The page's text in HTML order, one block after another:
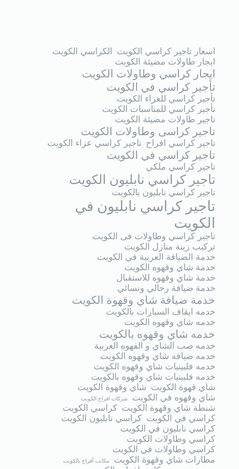
اسعار تاجير كراسي الكويت
الكراسي الكويت
ايجار طاولات مضيئة الكويت
ايجار كراسي وطاولات الكويت
تأجير كراسي في الكويت
تأجير كراسي للعزاء الكويت
تأجير كراسي للمناسبات الكويت
تاجير طاولات مضيئة الكويت
تاجير كراسى وطاولات الكويت
تاجير كراسي افراح تاجير كراسي عزاء الكويت
تاجير كراسي في الكويت
تاجير كراسي ملكي
تاجير كراسي نابليون الكويت
تاجير كراسي نابليون بالكويت
تاجير كراسي نابليون في
الكويت
تاجير كراسي وطاولات فى الكويت
تركيب زينة منازل الكويت
خدمة الضيافة العربية في الكويت
خدمة شاي وقهوه الكويت
خدمة شاي وقهوه للاستقبال
خدمة ضيافة رجالي ونسائي
خدمة ضيافة شاي وقهوة الكويت
خدمه ايقاف السيارات بالكويت
خدمه شاي وقهوه الكويت
خدمه شاي وقهوه بالكويت
خدمه صب الشاي و القهوه العربية
خدمه ضيافه شاي وقهوه الكويت
خدمه فلبينيات شاي وقهوه الكويت
خدمه فلبينيات شاي وقهوه بالكويت
شاي قهوة الكويت شاي وقهوة الكويت
شاي وقهوه في الكويت
شركات افراح الكويت
شنطة شاي وقهوة الكويت كراسي الكويت
كراسي في الكويت كراسي نابليون الكويت
كراسي نابليون في الكويت
كراسي وطاولات الكويت
كراسي وطاولات في الكويت
مطارات شاي وقهوة الكويت
مكاتب أفراح بالكويت